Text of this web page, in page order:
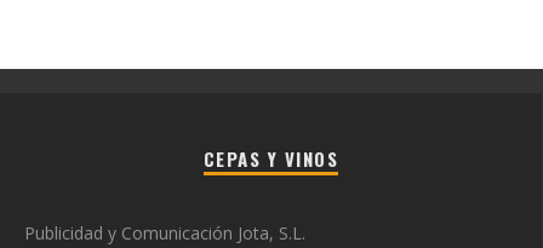
CEPAS Y VINOS
Publicidad y Comunicación Jota, S.L.